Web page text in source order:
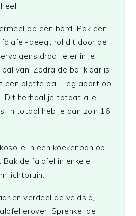
op een bord. Pak een
‘deeg’, rol dit door de
draai je er in je
van. Zodra de bal klaar is
een platte bal. Leg apart op
Dit herhaal je totdat alle
In totaal heb je dan zo’n 16
in een koekenpan op
Bak de falafel in enkele
lichtbruin.
en verdeel de veldsla,
erover. Sprenkel de